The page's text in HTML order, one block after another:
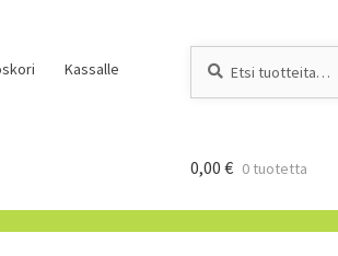
Kassalle
0,00 € 0 tuotetta